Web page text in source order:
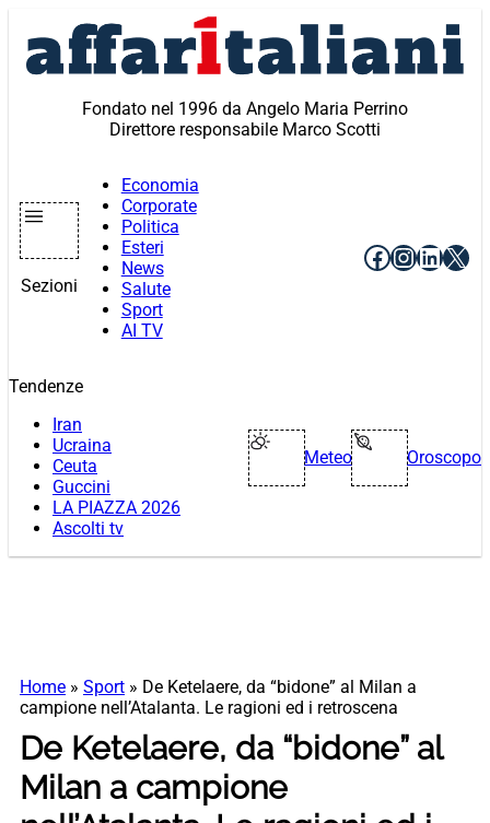
contenuto
Fondato nel 1996 da Angelo Maria Perrino
Direttore responsabile Marco Scotti
Sezioni
Economia
Corporate
Politica
Esteri
News
Salute
Sport
AI TV
Facebook
X
Tendenze
Iran
Ucraina
Ceuta
Guccini
LA PIAZZA 2026
Ascolti tv
Meteo Oroscopo
Home » Sport » De Ketelaere, da “bidone” al Milan a
campione nell’Atalanta. Le ragioni ed i retroscena
De Ketelaere, da “bidone” al
Milan a campione